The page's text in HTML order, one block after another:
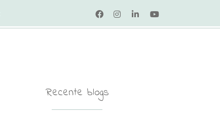
Recente blogs